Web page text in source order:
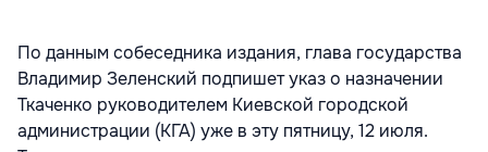
По данным собеседника издания, глава государства
Владимир Зеленский подпишет указ о назначении
Ткаченко руководителем Киевской городской
администрации (КГА) уже в эту пятницу, 12 июля.